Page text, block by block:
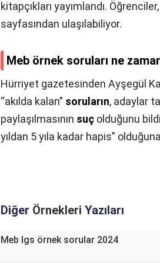
kitapçıkları yayımlandı.
sayfasından ulaşılabiliyor.
Meb örnek soruları ne
Hürriyet gazetesinden Ayşegül
“akılda kalan” soruların, adaylar
paylaşılmasının suç olduğunu
yıldan 5 yıla kadar hapis”
Diğer Örnekleri Yazıları
Meb lgs örnek sorular 2024